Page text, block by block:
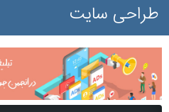
طراحی سایت